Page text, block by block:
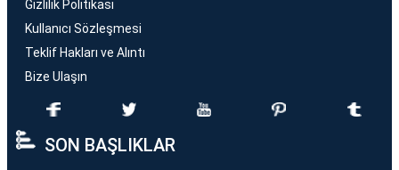
Gizlilik Politikası
Kullanıcı Sözleşmesi
Teklif Hakları ve Alıntı
Bize Ulaşın
SON BAŞLIKLAR